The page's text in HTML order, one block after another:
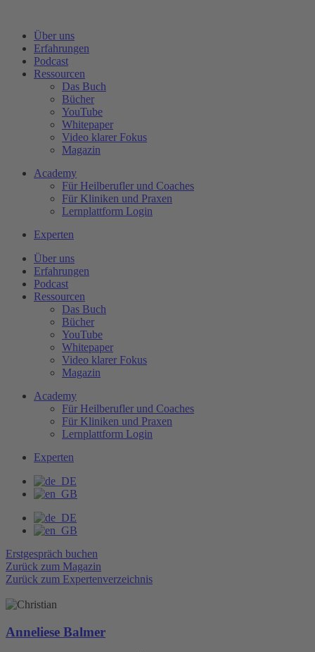
wechselnÜber uns
Erfahrungen
Podcast
Ressourcen
Das Buch
Bücher
YouTube
Whitepaper
Video klarer Fokus
Magazin
Academy
Für Heilberufler und Coaches
Für Kliniken und Praxen
Lernplattform Login
Experten
Über uns
Erfahrungen
Podcast
Ressourcen
Das Buch
Bücher
YouTube
Whitepaper
Video klarer Fokus
Magazin
Academy
Für Heilberufler und Coaches
Für Kliniken und Praxen
Lernplattform Login
Experten
Erstgespräch buchen
Zurück zum Magazin
Zurück zum Expertenverzeichnis
Anneliese Balmer